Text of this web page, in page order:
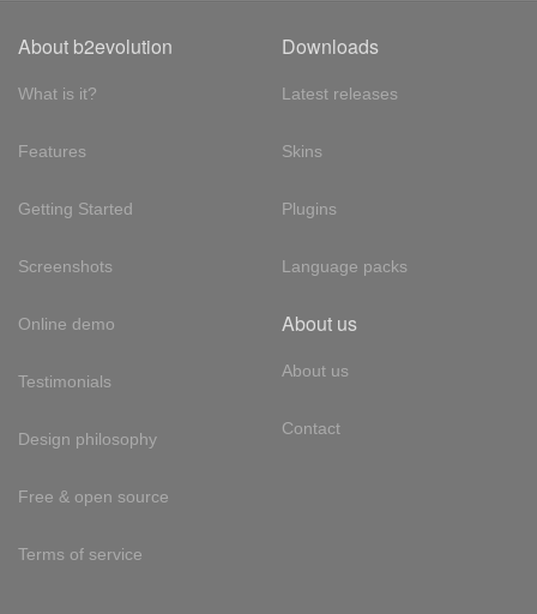
About b2evolution
What is it?
Features
Getting Started
Screenshots
Online demo
Testimonials
Design philosophy
Free & open source
Terms of service
Downloads
Latest releases
Skins
Plugins
Language packs
About us
About us
Contact